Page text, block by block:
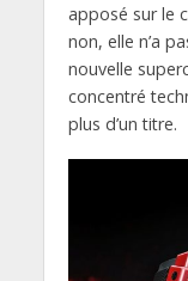
apposé sur le
non, elle n’a
nouvelle
concentré
plus d’un titre.